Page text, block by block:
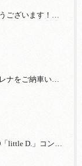
【納車情報】毎度ありがとうございます！三菱ふそう新車キャンターをご納車
【新車ご納車御礼】新型セレナをご納車いたしました！宮口自動車株式会社
【即納可】ジムニー DAMD「little D.」コンプリート！登録済未使用車あり